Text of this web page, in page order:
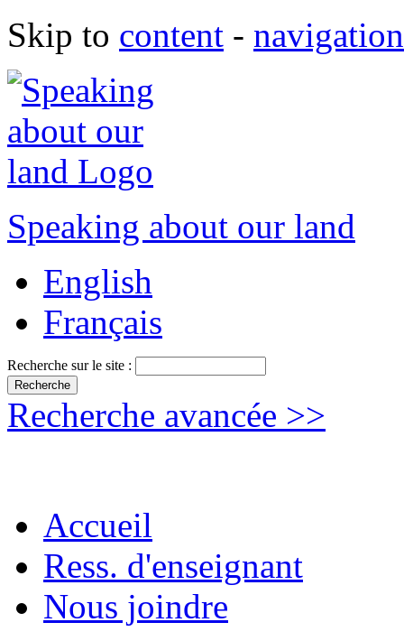
Skip to content - navigation
Speaking about our land
English
Français
Recherche sur le site :
Recherche avancée >>
Accueil
Ress. d'enseignant
Nous joindre